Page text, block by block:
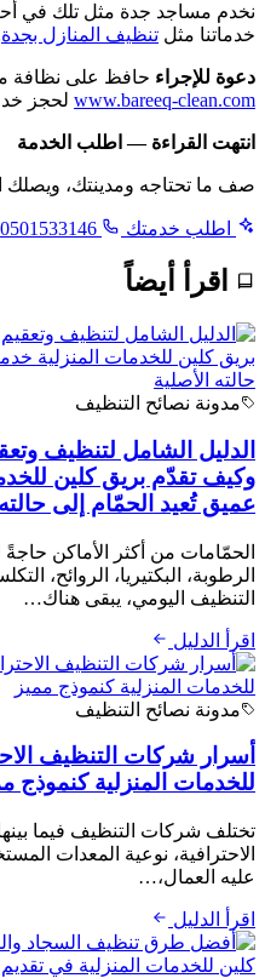
نخدم مساجد جدة مثل تلك في
خدماتنا مثل تنظيف المنازل بجدة
دعوة للإجراء حافظ على نظافة
www.bareeq-clean.com لحجز
انتهت القراءة — اطلب الخدمة
صف ما تحتاجه ومدينتك، ويصلك
اطلب خدمتك 0501533146
اقرأ أيضاً
مدونة نصائح التنظيف
الدليل الشامل لتنظيف
وكيف تقدّم بريق كلين
عميق تُعيد الحمّام إلى
الحمّامات من أكثر الأماكن
الرطوبة، البكتيريا، الروائح،
التنظيف اليومي، يبقى هناك…
اقرأ الدليل
مدونة نصائح التنظيف
أسرار شركات التنظيف
للخدمات المنزلية كنموذج
تختلف شركات التنظيف فيما
الاحترافية، نوعية المعدات
عليه العمال،…
اقرأ الدليل